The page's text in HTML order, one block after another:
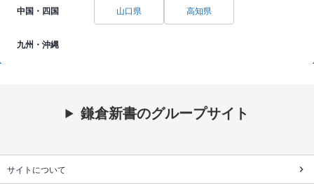
中国・四国 山口県 高知県
九州・沖縄
鎌倉新書のグループサイト
サイトについて